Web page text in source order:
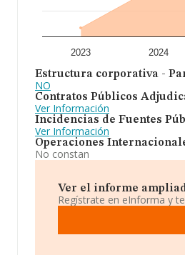
2023 2024
Estructura corporativa -
NO
Contratos Públicos
Ver Información
Incidencias de Fuentes
Ver Información
Operaciones
No constan
Ver el informe
Regístrate en eInforma y